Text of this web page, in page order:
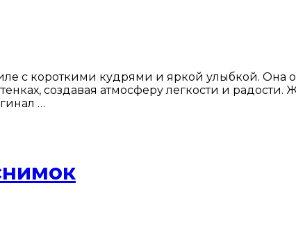
с короткими кудрями и яркой улыбкой. Она
создавая атмосферу легкости и
…